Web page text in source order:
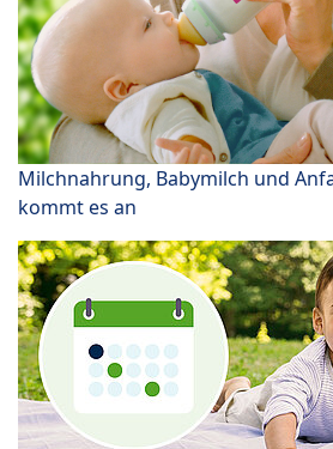
Milchnahrung, Babymilch und
kommt es an